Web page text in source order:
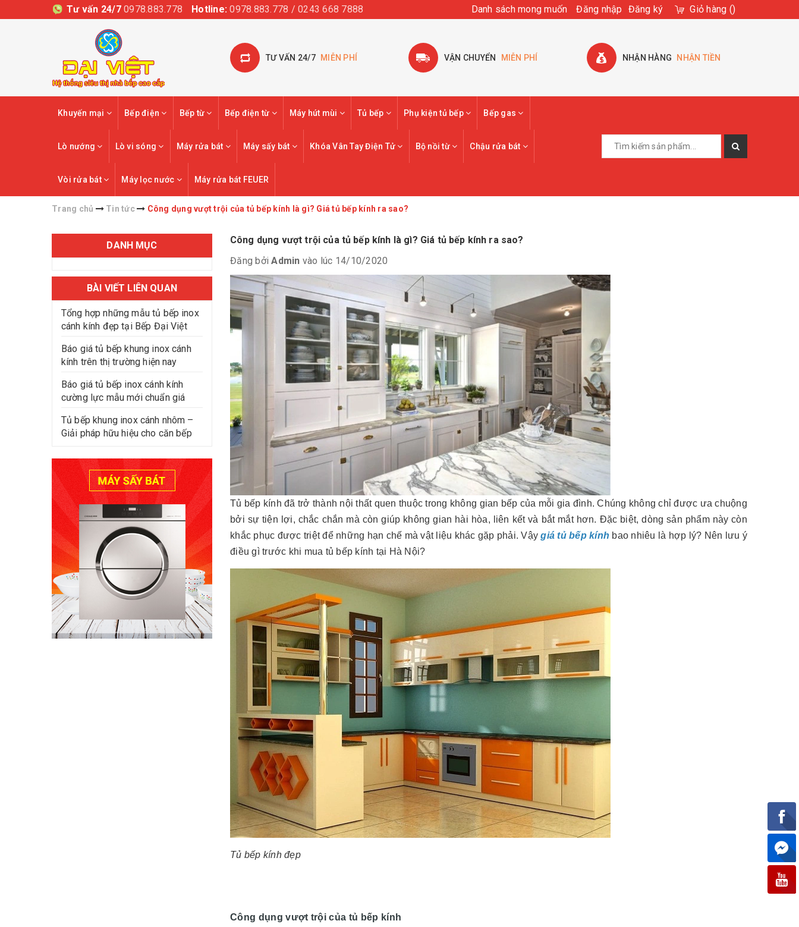
Tư vấn 24/7 0978.883.778 Hotline: 0978.883.778 / 0243 668 7888 Danh sách mong muốn Đăng nhập Đăng ký Giỏ hàng ()
TƯ VẤN 24/7 MIỄN PHÍ VẬN CHUYỂN MIỄN PHÍ NHẬN HÀNG NHẬN TIỀN
Khuyến mại Bếp điện Bếp từ Bếp điện từ Máy hút mùi Tủ bếp Phụ kiện tủ bếp Bếp gas
Lò nướng Lò vi sóng Máy rửa bát Máy sấy bát Khóa Vân Tay Điện Tử Bộ nồi từ Chậu rửa bát
Vòi rửa bát Máy lọc nước Máy rửa bát FEUER
Trang chủ Tin tức Công dụng vượt trội của tủ bếp kính là gì? Giá tủ bếp kính ra sao?
Công dụng vượt trội của tủ bếp kính là gì? Giá tủ bếp kính ra sao?
Đăng bởiAdmin vào lúc 14/10/2020
Tủ bếp kính đã trở thành nội thất quen thuộc trong không gian bếp của mỗi gia đình. Chúng không chỉ được ưa chuộng
bởi sự tiện lợi, chắc chắn mà còn giúp không gian hài hòa, liên kết và bắt mắt hơn. Đặc biệt, dòng sản phẩm này còn
khắc phục được triệt để những hạn chế mà vật liệu khác gặp phải. Vậygiá tủ bếp kính bao nhiêu là hợp lý? Nên lưu ý
điều gì trước khi mua tủ bếp kính tại Hà Nội?
Tủ bếp kính đẹp
Công dụng vượt trội của tủ bếp kính
DANH MỤC
BÀI VIẾT LIÊN QUAN
Tổng hợp những mẫu tủ bếp inox
cánh kính đẹp tại Bếp Đại Việt
Báo giá tủ bếp khung inox cánh
kính trên thị trường hiện nay
Báo giá tủ bếp inox cánh kính
cường lực mẫu mới chuẩn giá
Tủ bếp khung inox cánh nhôm –
Giải pháp hữu hiệu cho căn bếp